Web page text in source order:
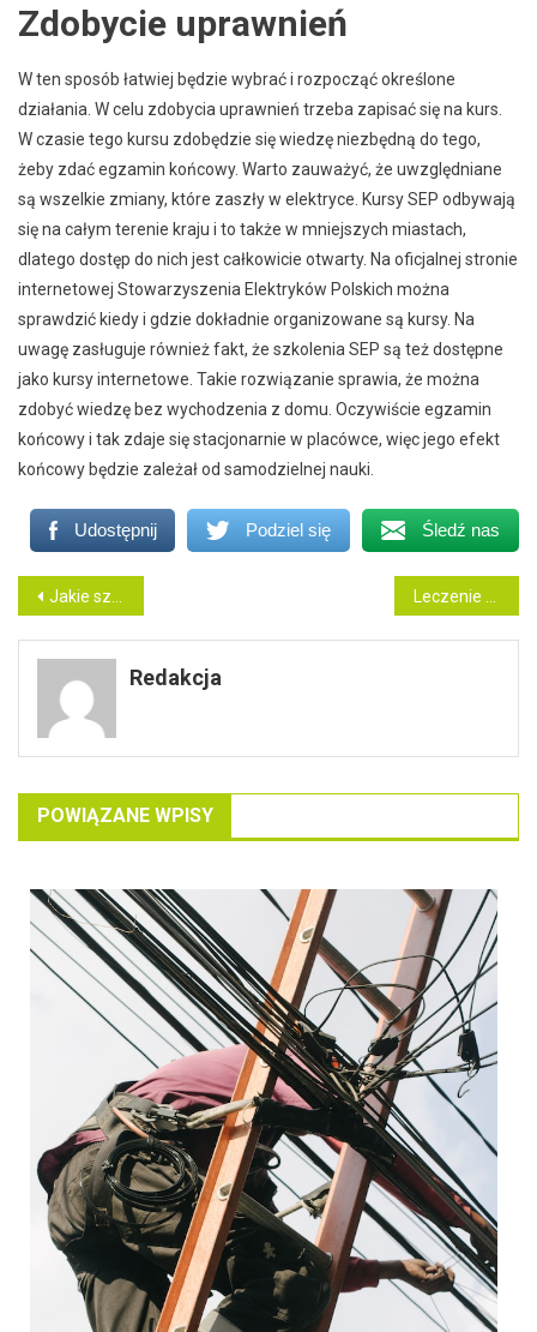
Zdobycie uprawnień
W ten sposób łatwiej będzie wybrać i rozpocząć określone
działania. W celu zdobycia uprawnień trzeba zapisać się na kurs.
W czasie tego kursu zdobędzie się wiedzę niezbędną do tego,
żeby zdać egzamin końcowy. Warto zauważyć, że uwzględniane
są wszelkie zmiany, które zaszły w elektryce. Kursy SEP odbywają
się na całym terenie kraju i to także w mniejszych miastach,
dlatego dostęp do nich jest całkowicie otwarty. Na oficjalnej stronie
internetowej Stowarzyszenia Elektryków Polskich można
sprawdzić kiedy i gdzie dokładnie organizowane są kursy. Na
uwagę zasługuje również fakt, że szkolenia SEP są też dostępne
jako kursy internetowe. Takie rozwiązanie sprawia, że można
zdobyć wiedzę bez wychodzenia z domu. Oczywiście egzamin
końcowy i tak zdaje się stacjonarnie w placówce, więc jego efekt
końcowy będzie zależał od samodzielnej nauki.
Udostępnij Podziel się Śledź nas
Nawigacja
wpisu
Jakie szkolenia sep wybrać?
Redakcja
POWIĄZANE WPISY